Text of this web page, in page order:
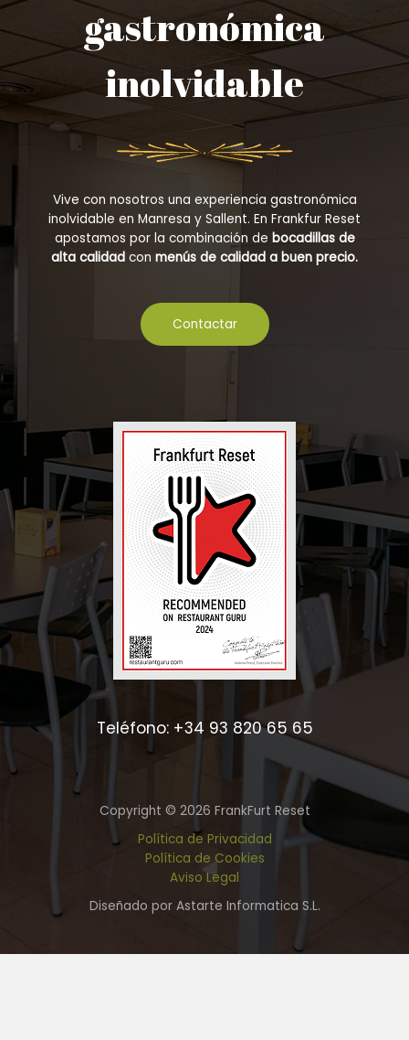
gastronómica
inolvidable
Vive con nosotros una experiencia gastronómica
inolvidable en Manresa y Sallent. En Frankfur Reset
apostamos por la combinación de bocadillas de
alta calidad con menús de calidad a buen precio.
Contactar
Teléfono: +34 93 820 65 65
Copyright © 2026 FrankFurt Reset
Política de Privacidad
Política de Cookies
Aviso Legal
Diseñado por Astarte Informatica S.L.